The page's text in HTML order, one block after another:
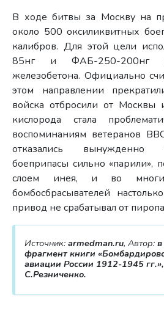
В ходе битвы за Москву на
около 500 оксиликвитных
калибров. Для этой цели
85нг и ФАБ-250-200нг
железобетона. Официально
этом направлении
войска отбросили от Москвы
кислорода стала
воспоминаниям ветеранов
отказались
боеприпасы сильно «парили»,
слоем инея, и во
бомбосбрасывателей
привод не срабатывал от
Источник: armedman.ru, Автор:
фрагмент книги
авиации России 1912-1945
С.Резниченко.